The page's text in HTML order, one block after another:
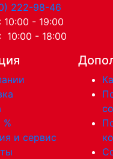
222-98-46
- 19:00
- 18:00
%
и сервис